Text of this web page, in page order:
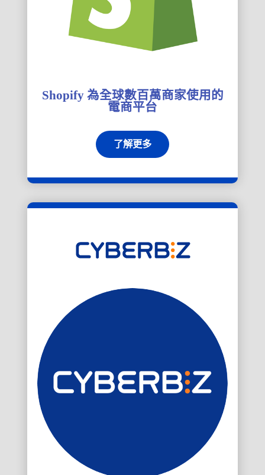
Shopify 為全球數百萬商家使用的
電商平台
了解更多